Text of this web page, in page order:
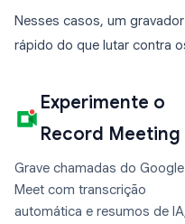
Nesses casos, um
rápido do que lutar contra
Experimente o
Record Meeting
Grave chamadas do Google
Meet com transcrição
automática e resumos de